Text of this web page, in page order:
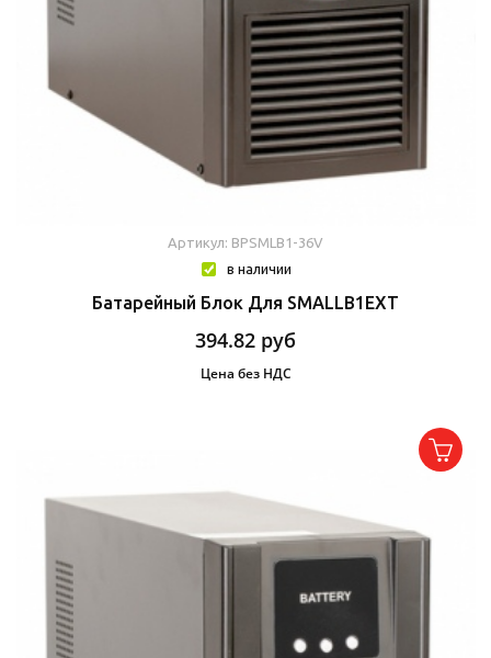
Артикул: BPSMLB1-36V
в наличии
Батарейный Блок Для SMALLB1EXT
394.82 руб
Цена без НДС